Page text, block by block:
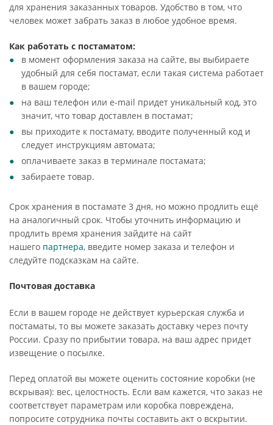
для хранения заказанных товаров. Удобство в том, что
человек может забрать заказ в любое удобное время.
Как работать с постаматом:
в момент оформления заказа на сайте, вы выбираете
удобный для себя постамат, если такая система работает
в вашем городе;
на ваш телефон или e-mail придет уникальный код, это
значит, что товар доставлен в постамат;
вы приходите к постамату, вводите полученный код и
следует инструкциям автомата;
оплачиваете заказ в терминале постамата;
забираете товар.
Срок хранения в постамате 3 дня, но можно продлить ещё
на аналогичный срок. Чтобы уточнить информацию и
продлить время хранения зайдите на сайт
нашего партнера, введите номер заказа и телефон и
следуйте подсказкам на сайте.
Почтовая доставка
Если в вашем городе не действует курьерская служба и
постаматы, то вы можете заказать доставку через почту
России. Сразу по прибытии товара, на ваш адрес придет
извещение о посылке.
Перед оплатой вы можете оценить состояние коробки (не
вскрывая): вес, целостность. Если вам кажется, что заказ не
соответствует параметрам или коробка повреждена,
попросите сотрудника почты составить акт о вскрытии.